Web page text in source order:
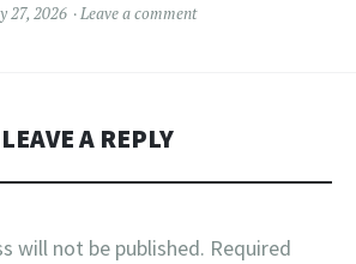
27, 2026 Leave a comment
LEAVE A REPLY
will not be published. Required